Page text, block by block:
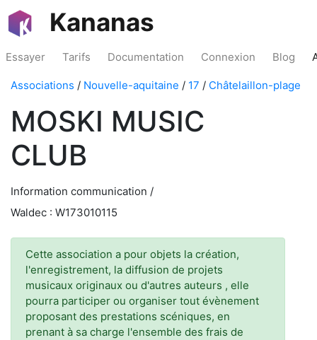
Kananas
Essayer Tarifs Documentation Connexion Blog
Associations / Nouvelle-aquitaine / 17 / Châtelaillon-plage
MOSKI MUSIC
CLUB
Information communication /
Waldec : W173010115
Cette association a pour objets la création,
l'enregistrement, la diffusion de projets
musicaux originaux ou d'autres auteurs , elle
pourra participer ou organiser tout évènement
proposant des prestations scéniques, en
prenant à sa charge l'ensemble des frais de